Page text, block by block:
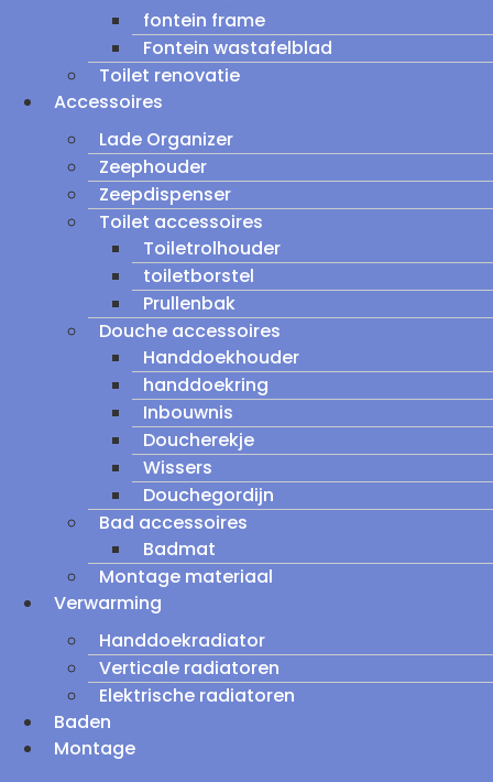
fontein frame
Fontein wastafelblad
Toilet renovatie
Accessoires
Lade Organizer
Zeephouder
Zeepdispenser
Toilet accessoires
Toiletrolhouder
toiletborstel
Prullenbak
Douche accessoires
Handdoekhouder
handdoekring
Inbouwnis
Doucherekje
Wissers
Douchegordijn
Bad accessoires
Badmat
Montage materiaal
Verwarming
Handdoekradiator
Verticale radiatoren
Elektrische radiatoren
Baden
Montage